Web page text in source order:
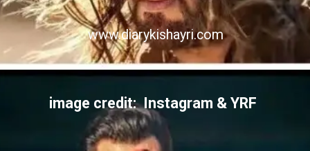
www.diarykishayri.com
image credit: Instagram & YRF